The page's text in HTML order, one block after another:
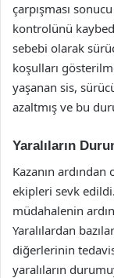
çarpışması
kontrolünü
sebebi olarak
koşulları
yaşanan sis,
azaltmış ve bu
Yaralıların
Kazanın
ekipleri sevk
müdahalenin
Yaralılardan
diğerlerinin
yaralıların